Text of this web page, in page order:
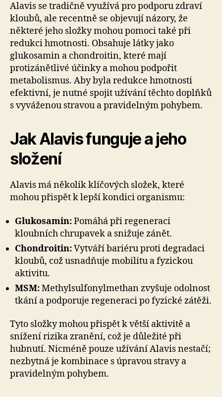
Alavis se tradičně využívá pro podporu zdraví
kloubů, ale recentně se objevují názory, že
některé jeho složky mohou pomoci také při
redukci hmotnosti. Obsahuje látky jako
glukosamin a chondroitin, které mají
protizánětlivé účinky a mohou podpořit
metabolismus. Aby byla redukce hmotnosti
efektivní, je nutné spojit užívání těchto doplňků
s vyváženou stravou a pravidelným pohybem.
Jak Alavis funguje a jeho
složení
Alavis má několik klíčových složek, které
mohou přispět k lepší kondici organismu:
Glukosamin:Pomáhá při regeneraci
kloubních chrupavek a snižuje zánět.
Chondroitin:Vytváří bariéru proti degradaci
kloubů, což usnadňuje mobilitu a fyzickou
aktivitu.
MSM:Methylsulfonylmethan zvyšuje odolnost
tkání a podporuje regeneraci po fyzické zátěži.
Tyto složky mohou přispět k větší aktivitě a
snížení rizika zranění, což je důležité při
hubnutí. Nicméně pouze užívání Alavis nestačí;
nezbytná je kombinace s úpravou stravy a
pravidelným pohybem.